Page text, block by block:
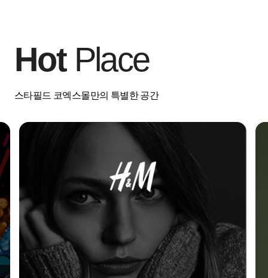
HotPlace
스타필드 코엑스몰만의 특별한 공간